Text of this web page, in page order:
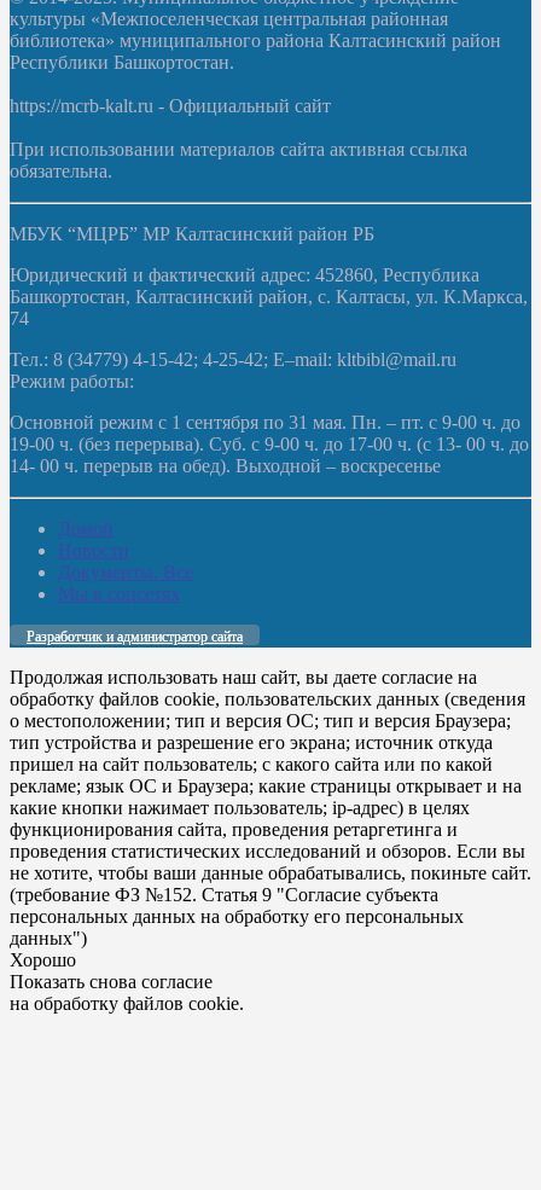
культуры «Межпоселенческая центральная районная
библиотека» муниципального района Калтасинский район
Республики Башкортостан.
https://mcrb-kalt.ru - Официальный сайт
При использовании материалов сайта активная ссылка
обязательна.
МБУК “МЦРБ” МР Калтасинский район РБ
Юридический и фактический адрес: 452860, Республика
Башкортостан, Калтасинский район, с. Калтасы, ул. К.Маркса,
74
Тел.: 8 (34779) 4-15-42; 4-25-42; E–mail: kltbibl@mail.ru
Режим работы:
Основной режим с 1 сентября по 31 мая. Пн. – пт. с 9-00 ч. до
19-00 ч. (без перерыва). Суб. с 9-00 ч. до 17-00 ч. (с 13- 00 ч. до
14- 00 ч. перерыв на обед). Выходной – воскресенье
Домой
Новости
Документы. Все
Мы в соцсетях
Разработчик и администратор сайта
Продолжая использовать наш сайт, вы даете согласие на
обработку файлов cookie, пользовательских данных (сведения
о местоположении; тип и версия ОС; тип и версия Браузера;
тип устройства и разрешение его экрана; источник откуда
пришел на сайт пользователь; с какого сайта или по какой
рекламе; язык ОС и Браузера; какие страницы открывает и на
какие кнопки нажимает пользователь; ip-адрес) в целях
функционирования сайта, проведения ретаргетинга и
проведения статистических исследований и обзоров. Если вы
не хотите, чтобы ваши данные обрабатывались, покиньте сайт.
(требование ФЗ №152. Статья 9 "Согласие субъекта
персональных данных на обработку его персональных
данных")
Хорошо
Показать снова согласие
на обработку файлов cookie.